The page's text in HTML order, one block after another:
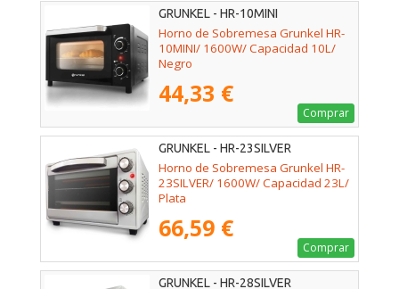
GRUNKEL - HR-10MINI
Horno de Sobremesa Grunkel HR-
10MINI/ 1600W/ Capacidad 10L/
Negro
44,33 €
Comprar
GRUNKEL - HR-23SILVER
Horno de Sobremesa Grunkel HR-
23SILVER/ 1600W/ Capacidad 23L/
Plata
66,59 €
Comprar
GRUNKEL - HR-28SILVER